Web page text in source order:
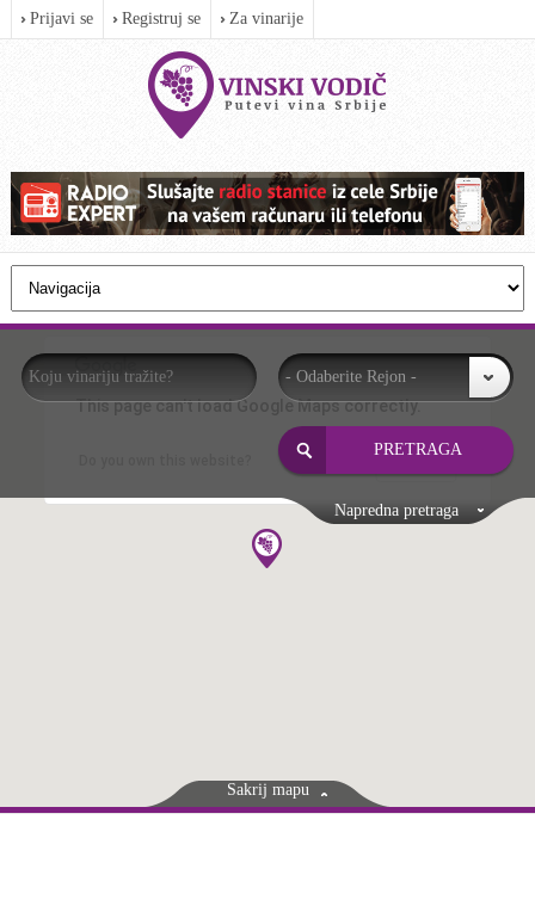
Prijavi se Registruj se Za vinarije
- Odaberite Rejon -
Napredna pretraga
This page can't load Google Maps correctly.
OK
Sakrij mapu